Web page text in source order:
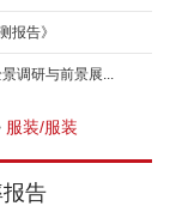
报告》
调研与前景展...
服装/服装
报告